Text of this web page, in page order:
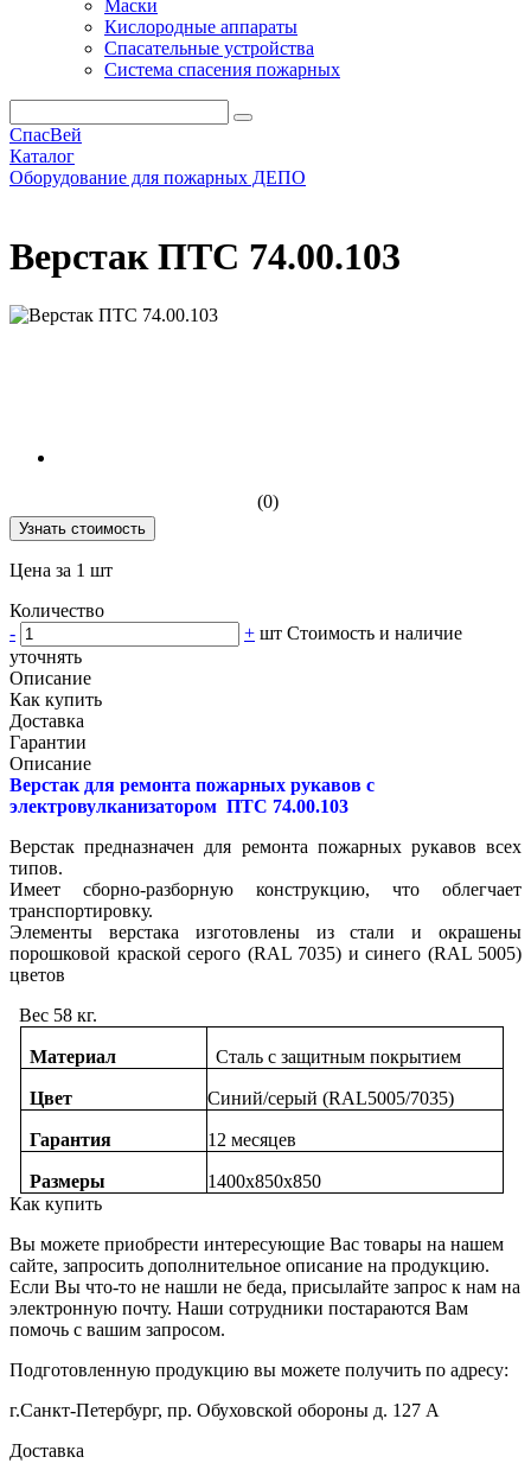
Маски
Кислородные аппараты
Спасательные устройства
Система спасения пожарных
СпасВей
Каталог
Оборудование для пожарных ДЕПО
Верстак ПТС 74.00.103
(0)
Узнать стоимость
Цена за 1 шт
Количество
-
+ шт Стоимость и наличие
уточнять
Описание
Как купить
Доставка
Гарантии
Описание
Верстак для ремонта пожарных рукавов с
электровулканизатором ПТС 74.00.103
Верстак предназначен для ремонта пожарных рукавов всех
Имеет сборно-разборную конструкцию, что облегчает
Элементы верстака изготовлены из стали и окрашены
порошковой краской серого (RAL 7035) и синего (RAL 5005)
цветов
Вес 58 кг.
Материал Сталь с защитным покрытием
Цвет Синий/серый (RAL5005/7035)
Гарантия 12 месяцев
Размеры
1400х850х850
Как купить
Вы можете приобрести интересующие Вас товары на нашем
сайте, запросить дополнительное описание на продукцию.
Если Вы что-то не нашли не беда, присылайте запрос к нам на
электронную почту. Наши сотрудники постараются Вам
помочь с вашим запросом.
Подготовленную продукцию вы можете получить по адресу:
г.Санкт-Петербург, пр. Обуховской обороны д. 127 А
Доставка